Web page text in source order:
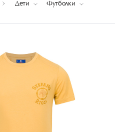
Дети Футболки